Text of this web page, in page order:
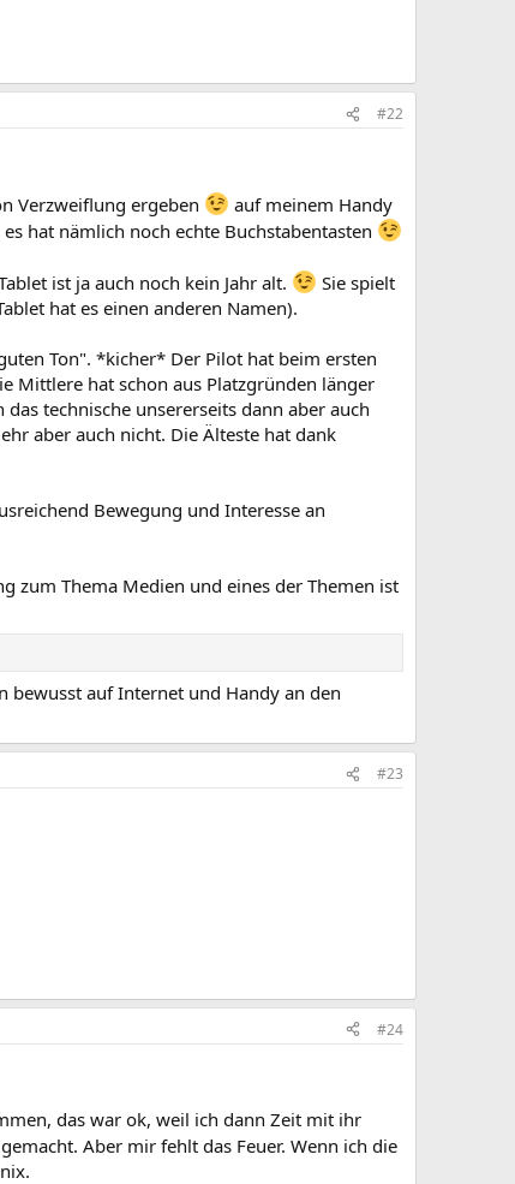
#22
Verzweiflung ergeben
auf meinem Handy
hat nämlich noch echte Buchstabentasten
ist ja auch noch kein Jahr alt.
Sie spielt
hat es einen anderen Namen).
Ton". *kicher* Der Pilot hat beim ersten
Mittlere hat schon aus Platzgründen länger
technische unsererseits dann aber auch
aber auch nicht. Die Älteste hat dank
Bewegung und Interesse an
zum Thema Medien und eines der Themen ist
bewusst auf Internet und Handy an den
#23
#24
das war ok, weil ich dann Zeit mit ihr
Aber mir fehlt das Feuer. Wenn ich die